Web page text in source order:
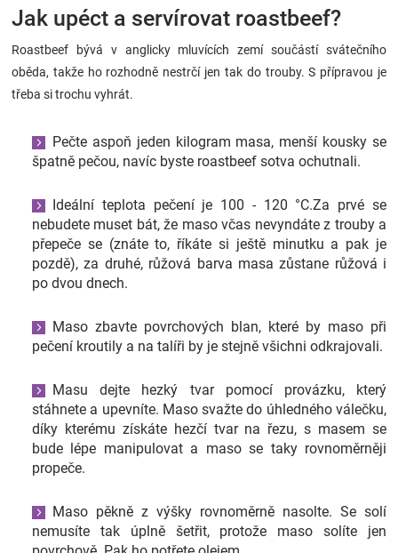
Jak upéct a servírovat roastbeef?
Roastbeef bývá v anglicky mluvících zemí součástí svátečního
oběda, takže ho rozhodně nestrčí jen tak do trouby. S přípravou je
třeba si trochu vyhrát.
Pečte aspoň jeden kilogram masa, menší kousky se
špatně pečou, navíc byste roastbeef sotva ochutnali.
Ideální teplota pečení je 100 - 120 °C.Za prvé se
nebudete muset bát, že maso včas nevyndáte z trouby a
přepeče se (znáte to, říkáte si ještě minutku a pak je
pozdě), za druhé, růžová barva masa zůstane růžová i
po dvou dnech.
Maso zbavte povrchových blan, které by maso při
pečení kroutily a na talíři by je stejně všichni odkrajovali.
Masu dejte hezký tvar pomocí provázku, který
stáhnete a upevníte. Maso svažte do úhledného válečku,
díky kterému získáte hezčí tvar na řezu, s masem se
bude lépe manipulovat a maso se taky rovnoměrněji
propeče.
Maso pěkně z výšky rovnoměrně nasolte. Se solí
nemusíte tak úplně šetřit, protože maso solíte jen